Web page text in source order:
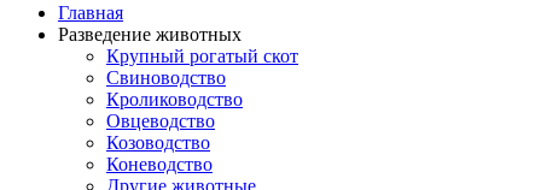
Главная
Разведение животных
Крупный рогатый скот
Свиноводство
Кролиководство
Овцеводство
Козоводство
Коневодство
Другие животные